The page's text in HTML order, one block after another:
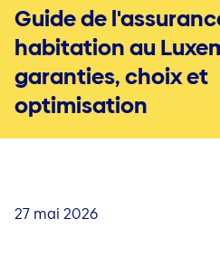
Professionnels
Baloise Luxembourg
Blog
Voiture électrique
Mybaloise
Habitation
Assurance de votre
Quick links
Guide de
habitation au
garanties, choix et
optimisation
27 mai 2026